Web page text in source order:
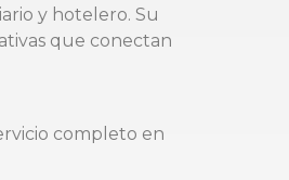
y hotelero. Su
que conectan
completo en